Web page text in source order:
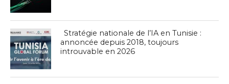
Stratégie nationale de l’IA en Tunisie :
annoncée depuis 2018, toujours
introuvable en 2026